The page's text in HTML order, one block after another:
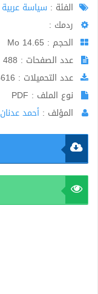
الفئة : سياسة عربية
ردمك :
الحجم : 14.65 Mo
عدد الصفحات : 488
عدد التحميلات : 6616
نوع الملف : PDF
المؤلف : أحمد عدنان